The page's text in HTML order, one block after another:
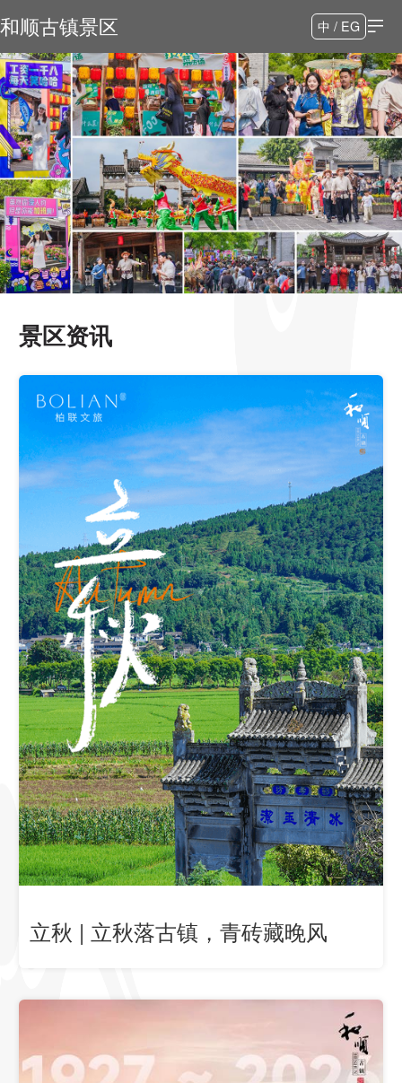
和顺古镇景区 中 / EG
景区资讯
立秋 | 立秋落古镇，青砖藏晚风